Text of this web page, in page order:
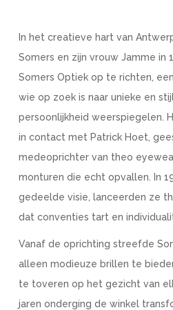
In het creatieve hart van
Somers en zijn vrouw Jamme in
Somers Optiek op te richten,
wie op zoek is naar unieke en
persoonlijkheid weerspiegelen.
in contact met Patrick Hoet,
medeoprichter van theo
monturen die echt opvallen. In
gedeelde visie, lanceerden ze
dat conventies tart en
Vanaf de oprichting streefde
alleen modieuze brillen te
te toveren op het gezicht van
jaren onderging de winkel